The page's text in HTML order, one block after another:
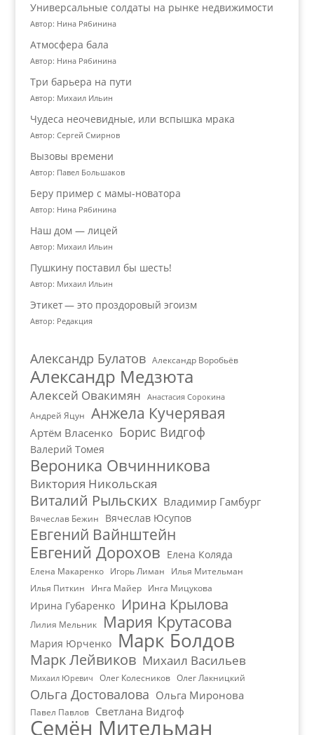
Универсальные солдаты на рынке недвижимости
Автор: Нина Рябинина
Атмосфера бала
Автор: Нина Рябинина
Три барьера на пути
Автор: Михаил Ильин
Чудеса неочевидные, или вспышка мрака
Автор: Сергей Смирнов
Вызовы времени
Автор: Павел Большаков
Беру пример с мамы-новатора
Автор: Нина Рябинина
Наш дом — лицей
Автор: Михаил Ильин
Пушкину поставил бы шесть!
Автор: Михаил Ильин
Этикет — это проздоровый эгоизм
Автор: Редакция
Александр Булатов Александр Воробьёв
Александр Медзюта
Алексей Овакимян Анастасия Сорокина
Андрей Яцун Анжела Кучерявая
Артём Власенко Борис Видгоф
Валерий Томея
Вероника Овчинникова
Виктория Никольская
Виталий Рыльских Владимир Гамбург
Вячеслав Бежин Вячеслав Юсупов
Евгений Вайнштейн
Евгений Дорохов Елена Коляда
Елена Макаренко Игорь Лиман
Илья Мительман
Илья Питкин
Инга Майер Инга Мицукова
Ирина Губаренко Ирина Крылова
Лилия Мельник Мария Крутасова
Мария Юрченко Марк Болдов
Марк Лейвиков Михаил Васильев
Михаил Юревич Олег Колесников Олег Лакницкий
Ольга Достовалова Ольга Миронова
Павел Павлов Светлана Видгоф
Семён Мительман